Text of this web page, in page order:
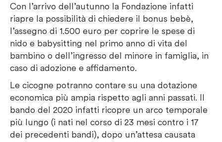
Con l’arrivo dell’autunno la Fondazione infatti
riapre la possibilità di chiedere il bonus bebè,
l’assegno di 1.500 euro per coprire le spese di
nido e babysitting nel primo anno di vita del
bambino o dell’ingresso del minore in famiglia, in
caso di adozione e affidamento.
Le cicogne potranno contare su una dotazione
economica più ampia rispetto agli anni passati. Il
bando del 2020 infatti ricopre un arco temporale
più lungo (i nati nel corso di 23 mesi contro i 17
dei precedenti bandi), dopo un’attesa causata